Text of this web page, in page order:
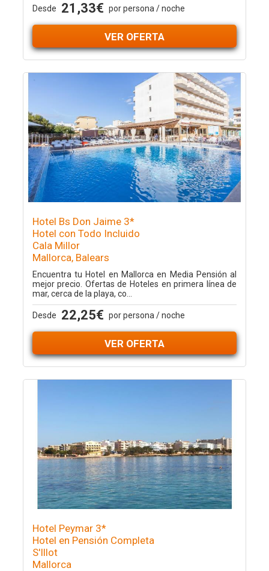
Desde 21,33€ por persona / noche
VER OFERTA
Hotel Bs Don Jaime 3*
Hotel con Todo Incluido
Cala Millor
Mallorca, Balears
Encuentra tu Hotel en Mallorca en Media Pensión al
mejor precio. Ofertas de Hoteles en primera línea de
mar, cerca de la playa, co...
Desde 22,25€ por persona / noche
VER OFERTA
Hotel Peymar 3*
Hotel en Pensión Completa
S'Illot
Mallorca